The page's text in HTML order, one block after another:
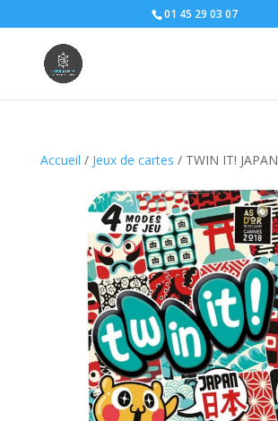
01 45 29 03 07
Accueil / Jeux de cartes / TWIN IT! JAPAN